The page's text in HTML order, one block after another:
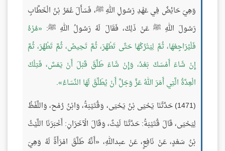
وَهِيَ حَائِضٌ فِي عَهْدِ رَسُولِ اللهِ ﷺ، فَسَأَلَ عُمَرُ بْنُ الْخَطَّابِ
رَسُولَ اللهِ ﷺ عَنْ ذَلِكَ، فَقَالَ لَهُ رَسُولُ اللهِ ﷺ:
مُرْهُ
فَلْيُرَاجِعْهَا، ثُمَّ لِيَتْرُكْهَا حَتَّى تَطْهُرَ، ثُمَّ تَحِيضَ، ثُمَّ تَطْهُرَ، ثُمَّ
إِنْ شَاءَ أَمْسَكَ بَعْدُ، وَإِنْ شَاءَ طَلَّقَ قَبْلَ أَنْ يَمَسَّ، فَتِلْكَ
الْعِدَّةُ الَّتِي أَمَرَ اللهُ عَزَّ وَجَلَّ أَنْ يُطَلَّقَ لَهَا النِّسَاءُ .
(1471) حَدَّثَنَا يَحْيَى بْنُ يَحْيَى، وَقُتَيْبَةُ، وَابْنُ رُمْح، وَاللَّفْظُ
لِيَحْيَى، قَالَ قُتَيْبَةُ: حَدَّثَنَا لَيْثٌ، وَقَالَ الْآخَرَانِ: أَخْبَرَنَا اللَّيْثُ
بْنُ سَعْدٍ، عَنْ نَافِعٍ، عَنْ عبداللهِ، «أَنَّهُ طَلَّقَ امْرَأَةً لَهُ وَهِيَ